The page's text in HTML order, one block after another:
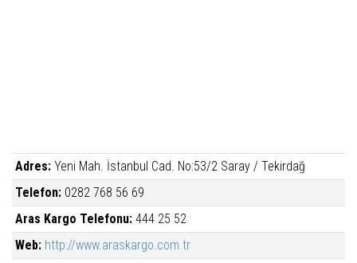
Adres: Yeni Mah. İstanbul Cad. No:53/2 Saray / Tekirdağ
Telefon: 0282 768 56 69
Aras Kargo Telefonu: 444 25 52
Web: http://www.araskargo.com.tr